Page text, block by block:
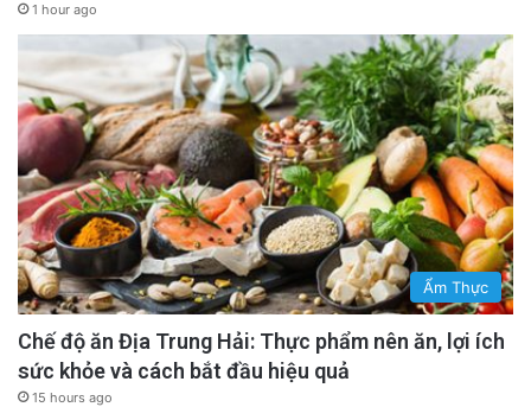
1 hour ago
Ẩm Thực
Chế độ ăn Địa Trung Hải: Thực phẩm nên ăn, lợi ích
sức khỏe và cách bắt đầu hiệu quả
15 hours ago